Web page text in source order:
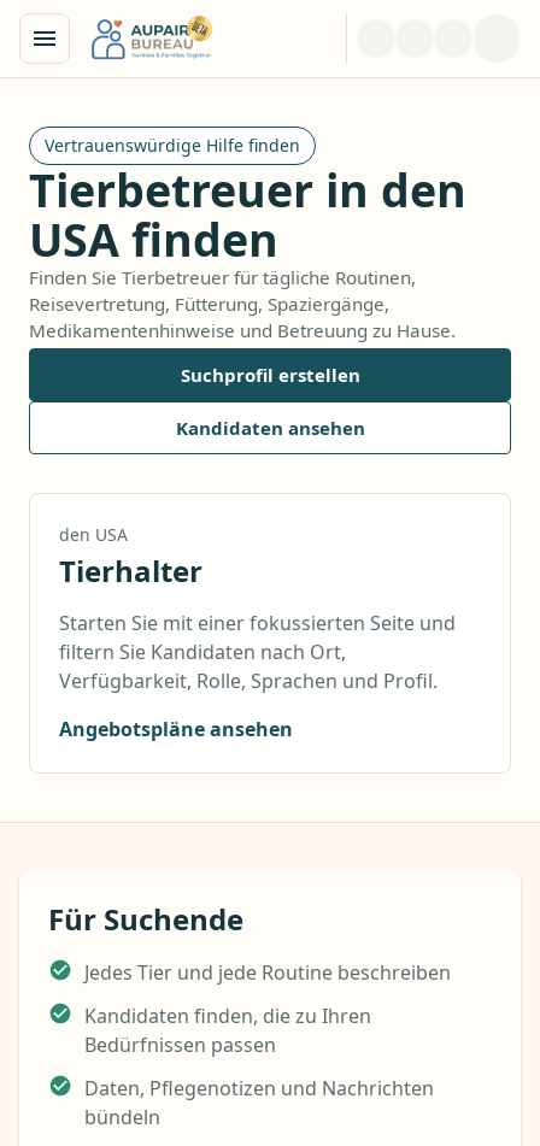
Vertrauenswürdige Hilfe finden
Tierbetreuer in den
USA finden
Finden Sie Tierbetreuer für tägliche Routinen,
Reisevertretung, Fütterung, Spaziergänge,
Medikamentenhinweise und Betreuung zu Hause.
Suchprofil erstellen
Kandidaten ansehen
den USA
Tierhalter
Starten Sie mit einer fokussierten Seite und
filtern Sie Kandidaten nach Ort,
Verfügbarkeit, Rolle, Sprachen und Profil.
Angebotspläne ansehen
Für Suchende
Jedes Tier und jede Routine beschreiben
Kandidaten finden, die zu Ihren
Bedürfnissen passen
Daten, Pflegenotizen und Nachrichten
bündeln